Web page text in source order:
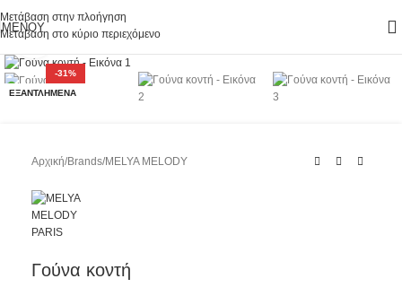
Μετάβαση στην πλοήγηση
Μετάβαση στο κύριο περιεχόμενο
ΜΕΝΟΎ
-31%
ΕΞΑΝΤΛΗΜΈΝΑ
Κάντε κλικ για μεγέθυνση
Αρχική/Brands/ΜΕLYA MELODY
Γούνα κοντή